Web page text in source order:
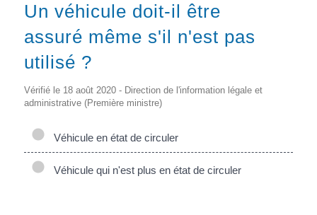
Un véhicule doit-il être
assuré même s'il n'est pas
utilisé ?
Vérifié le 18 août 2020 - Direction de l'information légale et
administrative (Première ministre)
Véhicule en état de circuler
Véhicule qui n'est plus en état de circuler